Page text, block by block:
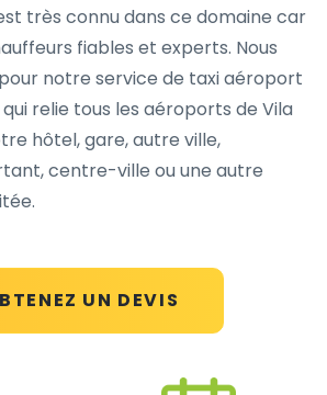
UN DEVIS
très connu dans ce domaine car
fiables et experts. Nous
notre service de taxi aéroport
qui relie tous les aéroports de Vila
hôtel, gare, autre ville,
centre-ville ou une autre